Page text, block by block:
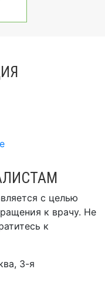
с целью
к врачу. Не
к
3-я